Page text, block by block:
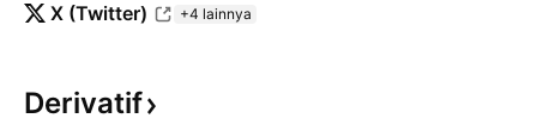
X (Twitter)
+4 lainnya
Derivatif